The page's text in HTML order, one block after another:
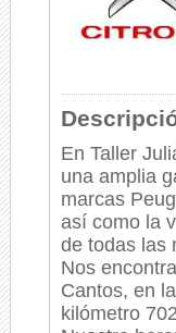
En Taller
una amplia
marcas
así como la
de todas las
Nos
Cantos, en
kilómetro